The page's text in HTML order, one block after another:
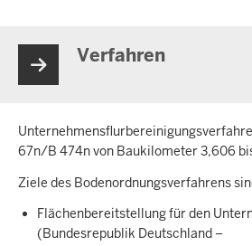
Verfahren
67n/B 474n von Baukilometer 3,606
Ziele des Bodenordnungsverfahrens
Flächenbereitstellung für den
(Bundesrepublik Deutschland –